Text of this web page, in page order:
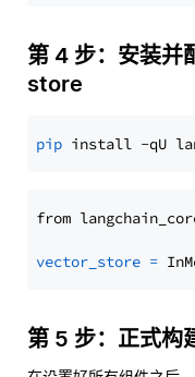
第 4 步：安装
store
pip
from
vector_store =
第 5 步：正式构